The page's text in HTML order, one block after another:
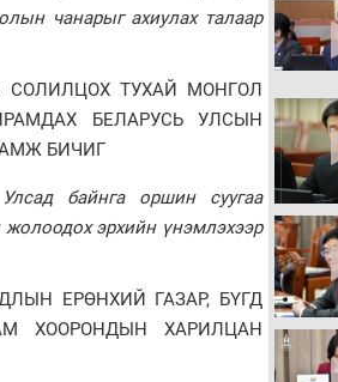
чанарыг ахиулах талаар
ТУХАЙ МОНГОЛ
БЕЛАРУСЬ УЛСЫН
БИЧИГ
байнга оршин суугаа
жолоодох эрхийн үнэмлэхээр
ЕРӨНХИЙ ГАЗАР, БҮГД
ХООРОНДЫН ХАРИЛЦАН